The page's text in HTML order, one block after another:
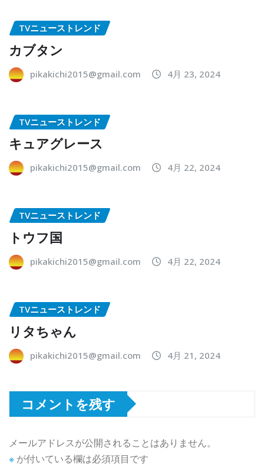
TVニューストレンド
カブタン
pikakichi2015@gmail.com 4月 23, 2024
TVニューストレンド
キュアグレース
pikakichi2015@gmail.com 4月 22, 2024
TVニューストレンド
トウフ国
pikakichi2015@gmail.com 4月 22, 2024
TVニューストレンド
リタちゃん
pikakichi2015@gmail.com 4月 21, 2024
コメントを残す
メールアドレスが公開されることはありません。
※ が付いている欄は必須項目です